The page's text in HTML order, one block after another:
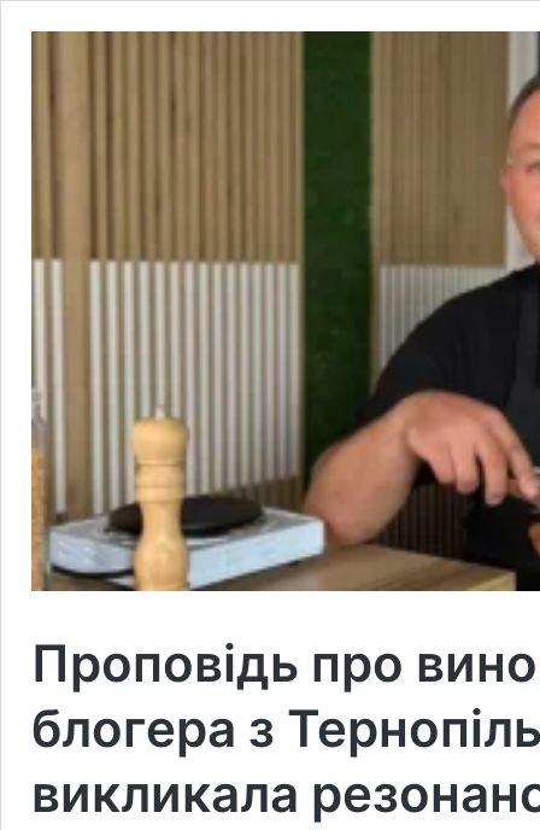
Проповідь про
блогера з
викликала